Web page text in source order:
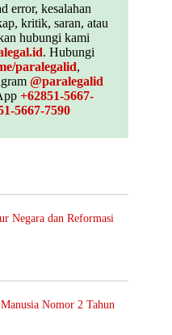
error, kesalahan
kritik, saran, atau
hubungi kami
. Hubungi
paralegalid,
@paralegalid
+62851-5667-
5667-7590
Negara dan Reformasi
Nomor 2 Tahun